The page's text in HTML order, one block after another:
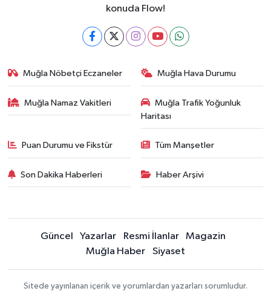
konuda Flow!
Muğla Nöbetçi Eczaneler Muğla Hava Durumu
Muğla Namaz Vakitleri
Muğla Trafik Yoğunluk
Haritası
Puan Durumu ve Fikstür Tüm Manşetler
Son Dakika Haberleri Haber Arşivi
Güncel Yazarlar Resmi İlanlar
Magazin
Muğla Haber
Siyaset
Sitede yayınlanan içerik ve yorumlardan yazarları sorumludur.